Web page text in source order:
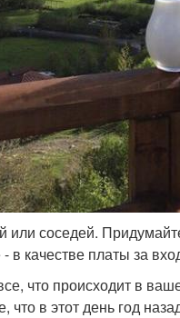
или соседей.
качестве платы за
что происходит в
что в этот день год